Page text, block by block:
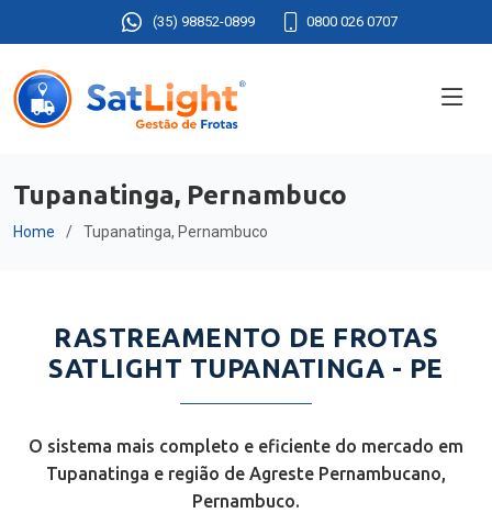
(35) 98852-0899 0800 026 0707
Tupanatinga, Pernambuco
Home Tupanatinga, Pernambuco
RASTREAMENTO DE FROTAS
SATLIGHT TUPANATINGA - PE
O sistema mais completo e eficiente do mercado em
Tupanatinga e região de Agreste Pernambucano,
Pernambuco.